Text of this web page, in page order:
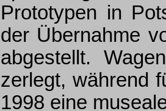
Prototypen in
der Übernahme
abgestellt.
zerlegt, während
1998 eine